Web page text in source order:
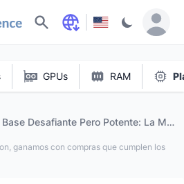
Buscar
GPUs RAM
Base Desafiante Pero Potente: La Msi
ganamos con compras que cumplen los